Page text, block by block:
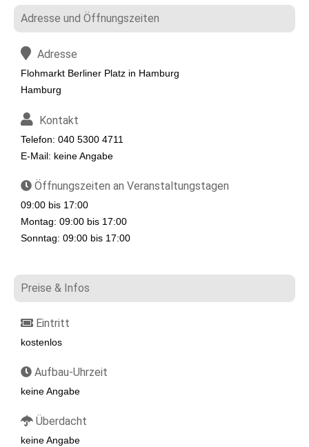
Adresse und Öffnungszeiten
Adresse
Flohmarkt Berliner Platz in Hamburg
Hamburg
Kontakt
Telefon: 040 5300 4711
E-Mail: keine Angabe
Öffnungszeiten an Veranstaltungstagen
09:00 bis 17:00
Montag: 09:00 bis 17:00
Sonntag: 09:00 bis 17:00
Preise & Infos
Eintritt
kostenlos
Aufbau-Uhrzeit
keine Angabe
Überdacht
keine Angabe